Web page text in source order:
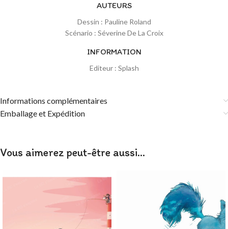
AUTEURS
Dessin : Pauline Roland
Scénario : Séverine De La Croix
INFORMATION
Editeur : Splash
Informations complémentaires
Emballage et Expédition
Vous aimerez peut-être aussi…